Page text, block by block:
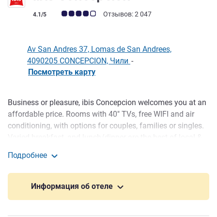
Примечание: отзывы клиентов (Рейтинг ALL)
4.1/5 Отзывов: 2 047
Av San Andres 37, Lomas de San Andrees,
4090205 CONCEPCION, Чили -
Посмотреть карту
Описание
Business or pleasure, ibis Concepcion welcomes you at an
affordable price. Rooms with 40" TVs, free WIFI and air
conditioning, with options for couples, families or singles.
serving drinks and sandwiches. Plus, the hotel has a
business center, kids space, laundry and is pet-friendly for
corporate event centers in the region. SurActivo
Подробнее
Информация об отеле